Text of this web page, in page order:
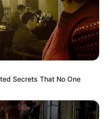
Secrets That No One